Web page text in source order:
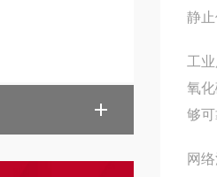
静
工
氧
够
网